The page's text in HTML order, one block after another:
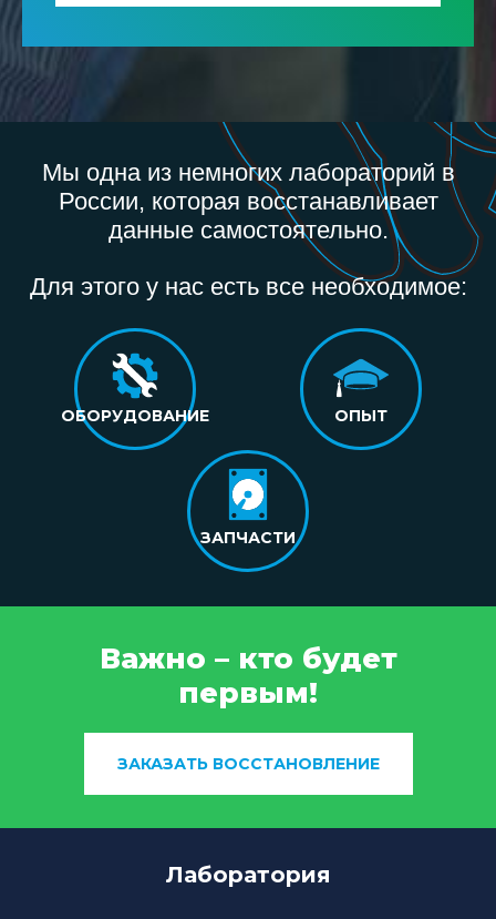
Мы одна из немногих лабораторий в
России, которая восстанавливает
данные самостоятельно.
Для этого у нас есть все необходимое:
ОБОРУДОВАНИЕ ОПЫТ
ЗАПЧАСТИ
Важно – кто будет
первым!
ЗАКАЗАТЬ ВОССТАНОВЛЕНИЕ
Лаборатория